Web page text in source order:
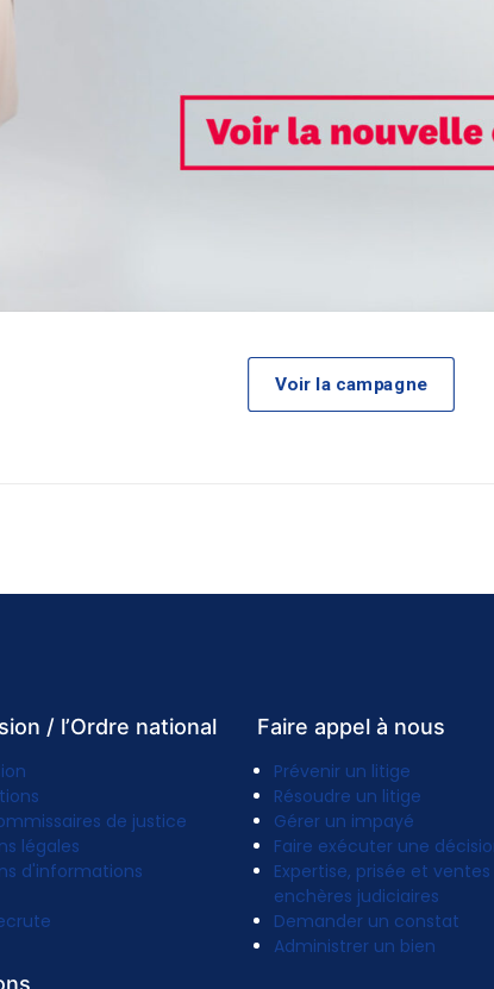
Voir la campagne
/ l’Ordre national
de justice
légales
d'informations
Faire appel à nous
Prévenir un litige
Résoudre un litige
Gérer un impayé
Faire exécuter une
Expertise, prisée et ventes
enchères judiciaires
Demander un constat
Administrer un bien